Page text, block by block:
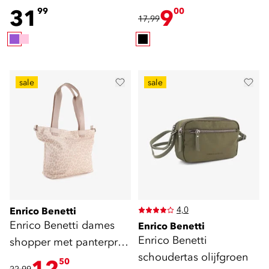
31 99
17,99900
sale
Enrico Benetti
Enrico Benetti dames
shopper met panterprint
beige
50
sale
4,0
Enrico Benetti
Enrico Benetti
schoudertas olijfgroen